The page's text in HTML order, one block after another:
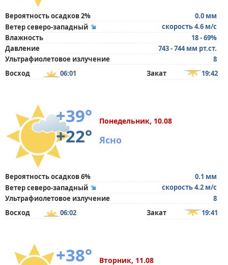
Вероятность осадков 2%
0.0 мм
Ветер северо-западный
скорость 4.6 м/с
Влажность
18 - 69%
Давление
743 - 744 мм рт.ст.
Ультрафиолетовое излучение
8
Восход
06:01 Закат 19:42
+39°
+22°
Понедельник, 10.08
Ясно
Вероятность осадков 6%
0.1 мм
Ветер северо-западный
скорость 4.2 м/с
Ультрафиолетовое излучение
8
Восход
06:02 Закат 19:41
+38°
Вторник, 11.08